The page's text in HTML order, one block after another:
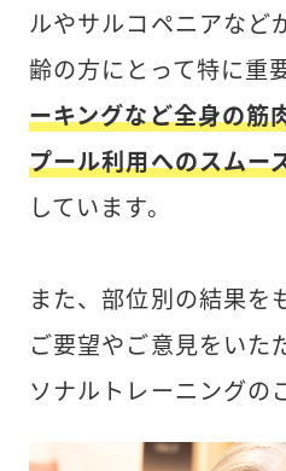
ルやサルコペニアなど
齢の方にとって特に重
ーキングなど全身の筋
プール利用へのスムー
しています。
また、部位別の結果を
ご要望やご意見をいた
ソナルトレーニングの